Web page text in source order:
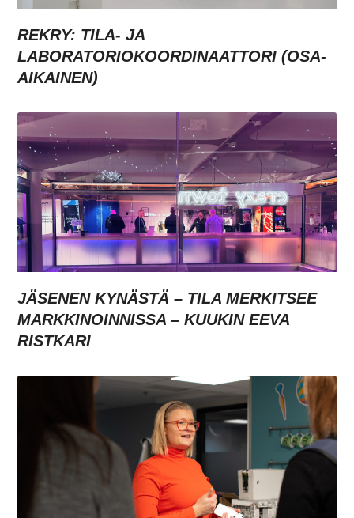
REKRY: TILA- JA
LABORATORIOKOORDINAATTORI (OSA-
AIKAINEN)
JÄSENEN KYNÄSTÄ – TILA MERKITSEE
MARKKINOINNISSA – KUUKIN EEVA
RISTKARI